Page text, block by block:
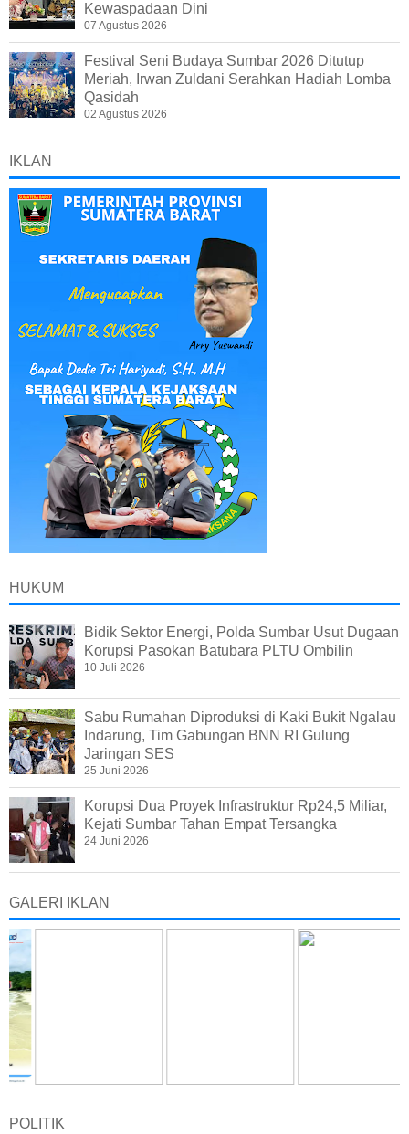
Kewaspadaan Dini
07 Agustus 2026
Festival Seni Budaya Sumbar 2026 Ditutup
Meriah, Irwan Zuldani Serahkan Hadiah Lomba
Qasidah
02 Agustus 2026
IKLAN
HUKUM
Bidik Sektor Energi, Polda Sumbar Usut Dugaan
Korupsi Pasokan Batubara PLTU Ombilin
10 Juli 2026
Sabu Rumahan Diproduksi di Kaki Bukit Ngalau
Indarung, Tim Gabungan BNN RI Gulung
Jaringan SES
25 Juni 2026
Korupsi Dua Proyek Infrastruktur Rp24,5 Miliar,
Kejati Sumbar Tahan Empat Tersangka
24 Juni 2026
GALERI IKLAN
POLITIK